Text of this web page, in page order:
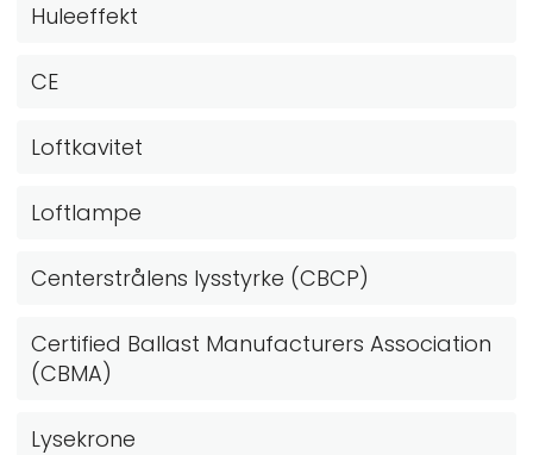
Huleeffekt
CE
Loftkavitet
Loftlampe
Centerstrålens lysstyrke (CBCP)
Certified Ballast Manufacturers Association
(CBMA)
Lysekrone